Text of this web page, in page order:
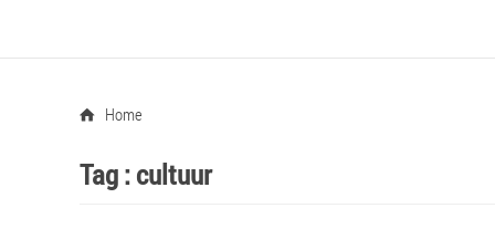
Home
Tag :cultuur